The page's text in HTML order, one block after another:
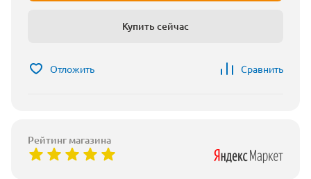
Купить сейчас
Отложить Сравнить
Рейтинг магазина